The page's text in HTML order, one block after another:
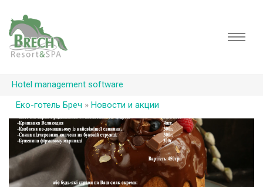
Hotel management software
Еко-готель Бреч » Новости и акции